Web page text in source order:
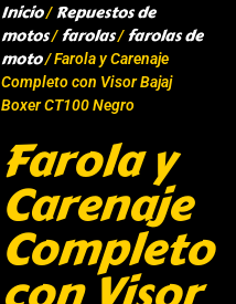
Inicio/Repuestos de
motos/farolas/farolas de
moto/ Farola y Carenaje
Completo con Visor Bajaj
Boxer CT100 Negro
Farola y
Carenaje
Completo